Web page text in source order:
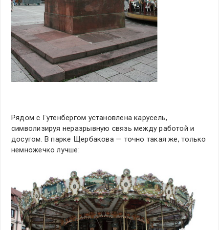
Рядом с Гутенбергом установлена карусель,
символизируя неразрывную связь между работой и
досугом. В парке Щербакова — точно такая же, только
немножечко лучше: